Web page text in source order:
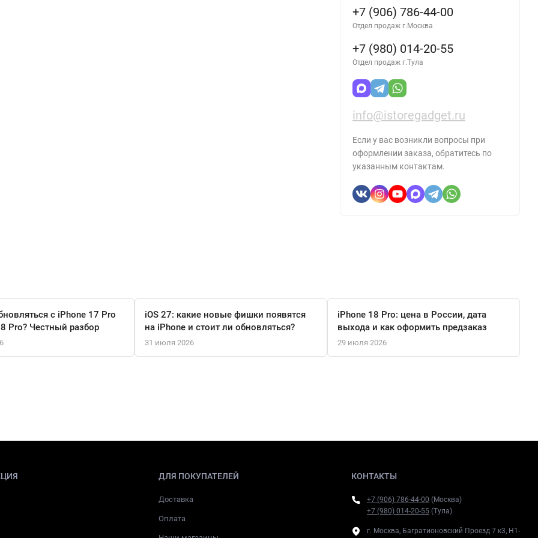
+7 (906) 786-44-00
Отдел продаж г.Москва
+7 (980) 014-20-55
Отдел продаж г.Тула
info@istoregadget.ru
Если у вас возникли вопросы при
оформлении заказа, обратитесь по
указанным контактам.
с iPhone 17 Pro
Pro? Честный разбор
iOS 27: какие новые фишки появятся
на iPhone и стоит ли обновляться?
31 июля 2026
iPhone 18 Pro: цена в России, дата
выхода и как оформить предзаказ
29 июля 2026
ДЛЯ ПОКУПАТЕЛЕЙ
Доставка
Оплата
КОНТАКТЫ
+7 (906) 786-44-00 (Москва)
+7 (980) 014-20-55 (Тула)
г. Москва, Багратионовский Проезд 7 к3, H1-